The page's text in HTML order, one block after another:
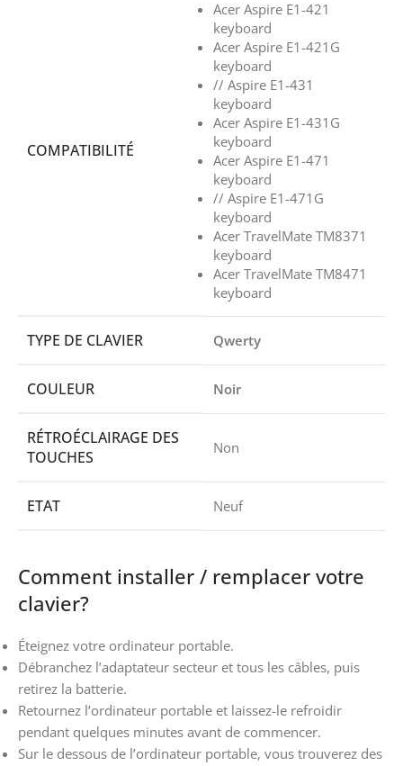
COMPATIBILITÉ
Acer Aspire E1-421
keyboard
Acer Aspire E1-421G
keyboard
// Aspire E1-431
keyboard
Acer Aspire E1-431G
keyboard
Acer Aspire E1-471
keyboard
// Aspire E1-471G
keyboard
Acer TravelMate TM8371
keyboard
Acer TravelMate TM8471
keyboard
TYPE DE CLAVIER Qwerty
COULEUR Noir
RÉTROÉCLAIRAGE DES
TOUCHES
Non
ETAT Neuf
Comment installer / remplacer votre
clavier?
Éteignez votre ordinateur portable.
Débranchez l’adaptateur secteur et tous les câbles, puis
retirez la batterie.
Retournez l’ordinateur portable et laissez-le refroidir
pendant quelques minutes avant de commencer.
Sur le dessous de l’ordinateur portable, vous trouverez des